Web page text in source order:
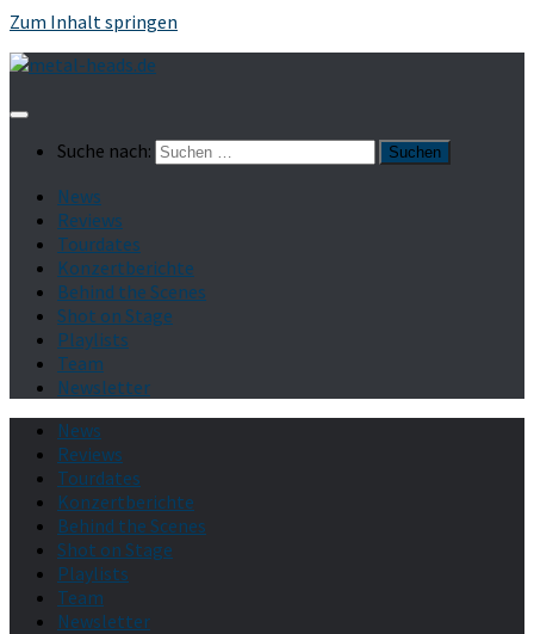
Zum Inhalt springen
Suche nach:
News
Reviews
Tourdates
Konzertberichte
Behind the Scenes
Shot on Stage
Playlists
Team
Newsletter
News
Reviews
Tourdates
Konzertberichte
Behind the Scenes
Shot on Stage
Playlists
Team
Newsletter